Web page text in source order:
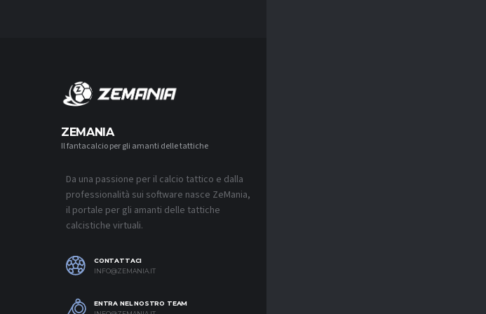
ZEMANIA
Il fantacalcio per gli amanti delle tattiche
Da una passione per il calcio tattico e dalla
professionalità sui software nasce ZeMania,
il portale per gli amanti delle tattiche
calcistiche virtuali.
CONTATTACI
INFO@ZEMANIA.IT
ENTRA NEL NOSTRO TEAM